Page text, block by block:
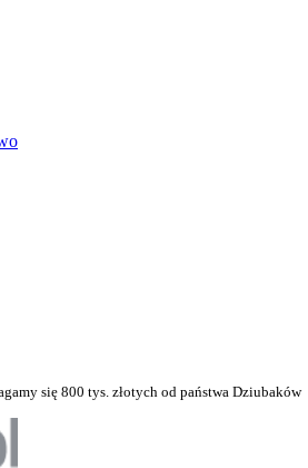
się 800 tys. złotych od państwa Dziubaków